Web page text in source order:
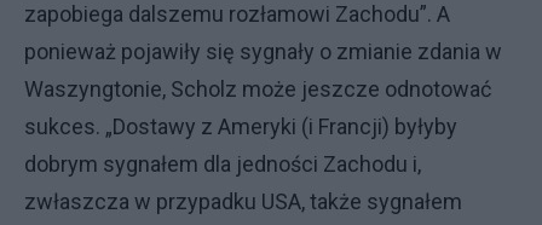
zapobiega dalszemu rozłamowi Zachodu”. A
ponieważ pojawiły się sygnały o zmianie zdania w
Waszyngtonie, Scholz może jeszcze odnotować
sukces. „Dostawy z Ameryki (i Francji) byłyby
dobrym sygnałem dla jedności Zachodu i,
zwłaszcza w przypadku USA, także sygnałem